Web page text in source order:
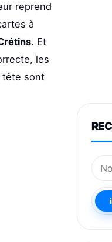
reprend
à
. Et
les
tête sont